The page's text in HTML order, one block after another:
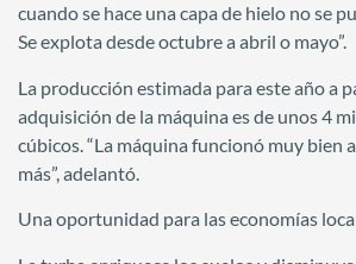
cuando se hace una capa de hielo no se
Se explota desde octubre a abril o mayo”.
La producción estimada para este año a
adquisición de la máquina es de unos 4
cúbicos. “La máquina funcionó muy bien
más”, adelantó.
Una oportunidad para las economías